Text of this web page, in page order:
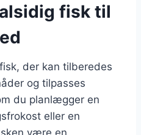
fisk til
der kan tilberedes
og tilpasses
du planlægger en
eller en
være en